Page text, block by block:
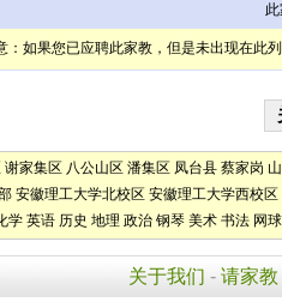
：如果您已应聘此家教，但是未出现在此
谢家集区 八公山区 潘集区 凤台县 蔡家岗
安徽理工大学北校区 安徽理工大学西校区
学 英语 历史 地理 政治 钢琴 美术 书法 网球
关于我们 - 请家教